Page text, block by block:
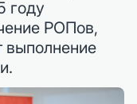
году
РОПов,
выполнение